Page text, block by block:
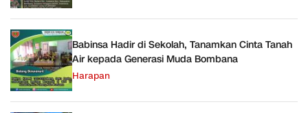
Babinsa Hadir di Sekolah, Tanamkan Cinta Tanah
Air kepada Generasi Muda Bombana
Harapan